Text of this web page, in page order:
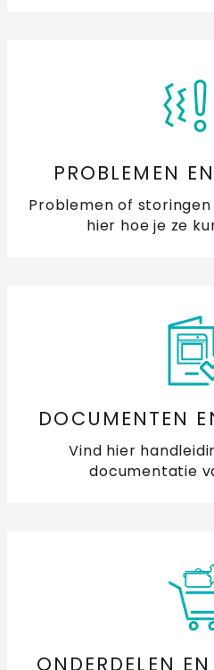
PROBLEMEN
Problemen of
hier hoe je ze
DOCUMENTEN
Vind hier
documentatie
ONDERDELEN